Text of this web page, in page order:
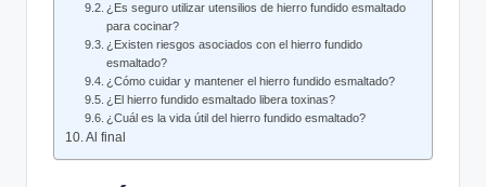
¿Es seguro ⁣utilizar utensilios ⁢de hierro fundido esmaltado
para cocinar?
¿Existen riesgos asociados con el hierro fundido
esmaltado?
¿Cómo cuidar y mantener el hierro fundido‌ esmaltado?
¿El hierro fundido esmaltado ⁣libera toxinas?
¿Cuál ⁤es​ la vida útil del hierro fundido esmaltado?
Al ​final